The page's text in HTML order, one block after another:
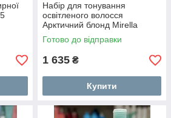
Набір для тонування
освітленого волосся
Арктичний блонд Mirella
Professional Blondesty
Готово до відправки
1 635 ₴
Купити